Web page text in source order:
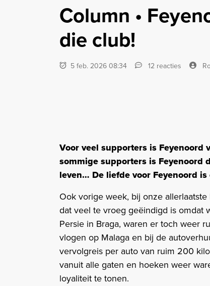
Column •
die club!
5 feb. 2026 08:34 12 reacties
Voor veel supporters is Feyenoord
sommige supporters is
leven… De liefde voor Feyenoord is
Ook vorige week, bij onze
dat veel te vroeg geëindigd is omdat
Persie in Braga, waren er toch weer
vlogen op Malaga en bij de
vervolgreis per auto van ruim 200
vanuit alle gaten en hoeken weer
loyaliteit te tonen.